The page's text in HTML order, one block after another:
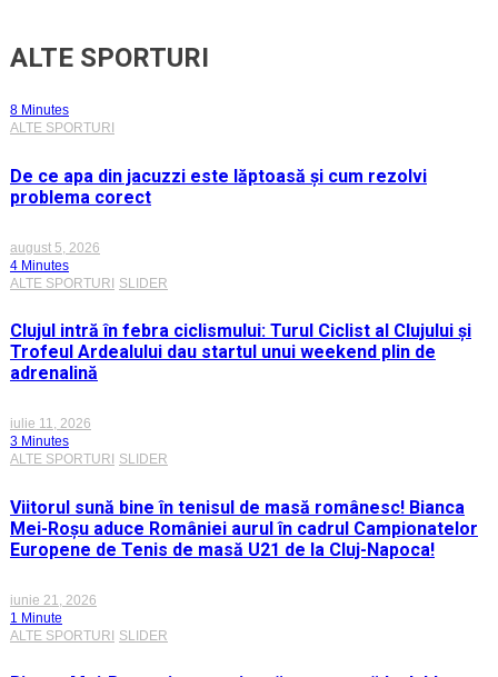
ALTE SPORTURI
8 Minutes
ALTE SPORTURI
De ce apa din jacuzzi este lăptoasă și cum rezolvi
problema corect
august 5, 2026
4 Minutes
ALTE SPORTURI SLIDER
Clujul intră în febra ciclismului: Turul Ciclist al Clujului și
Trofeul Ardealului dau startul unui weekend plin de
adrenalină
iulie 11, 2026
3 Minutes
ALTE SPORTURI
SLIDER
Viitorul sună bine în tenisul de masă românesc! Bianca
Mei-Roșu aduce României aurul în cadrul Campionatelor
Europene de Tenis de masă U21 de la Cluj-Napoca!
iunie 21, 2026
1 Minute
ALTE SPORTURI SLIDER